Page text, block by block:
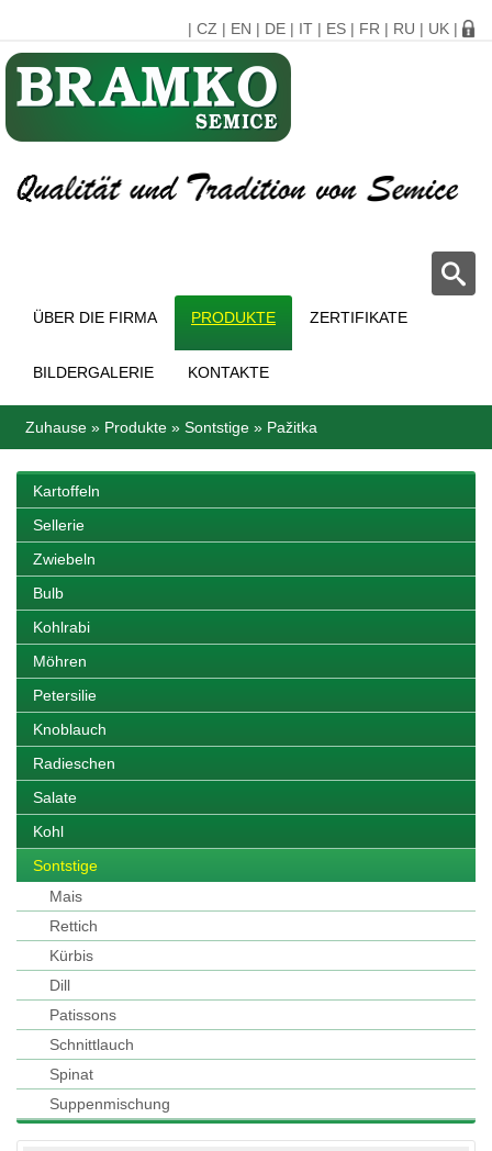
| CZ | EN | DE | IT | ES | FR | RU | UK |
ÜBER DIE FIRMA PRODUKTE ZERTIFIKATE
BILDERGALERIE KONTAKTE
Zuhause » Produkte » Sontstige » Pažitka
Kartoffeln
Sellerie
Zwiebeln
Bulb
Kohlrabi
Möhren
Petersilie
Knoblauch
Radieschen
Salate
Kohl
Sontstige
Mais
Rettich
Kürbis
Dill
Patissons
Schnittlauch
Spinat
Suppenmischung